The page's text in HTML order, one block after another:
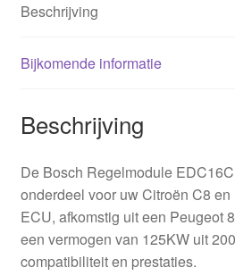
Beschrijving
Bijkomende informatie
Beschrijving
De Bosch Regelmodule
onderdeel voor uw Citroën C8
ECU, afkomstig uit een Peugeot
een vermogen van 125KW uit
compatibiliteit en prestaties.